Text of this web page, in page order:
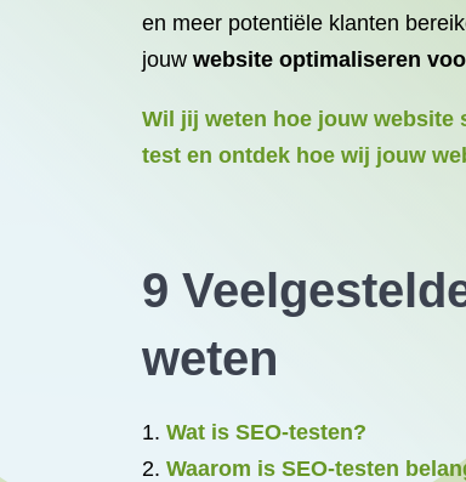
en meer potentiële klanten
jouw website optimaliseren
Wil jij weten hoe jouw website
test en ontdek hoe wij jouw
9
weten
Wat is SEO-testen?
Waarom is SEO-testen